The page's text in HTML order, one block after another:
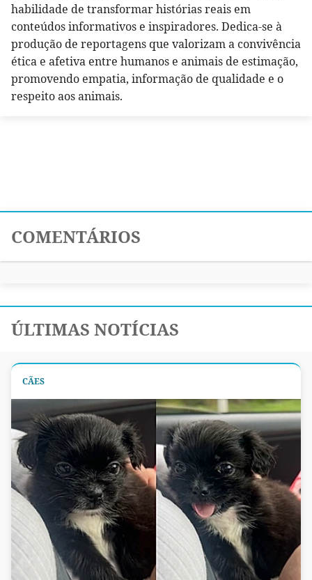
habilidade de transformar histórias reais em
conteúdos informativos e inspiradores. Dedica-se à
produção de reportagens que valorizam a convivência
ética e afetiva entre humanos e animais de estimação,
promovendo empatia, informação de qualidade e o
respeito aos animais.
COMENTÁRIOS
ÚLTIMAS NOTÍCIAS
CÃES